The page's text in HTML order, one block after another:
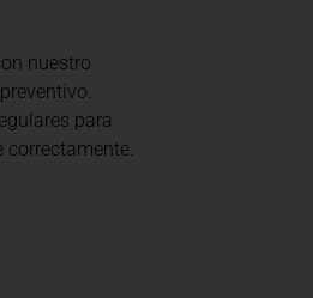
nuestro
para
correctamente.